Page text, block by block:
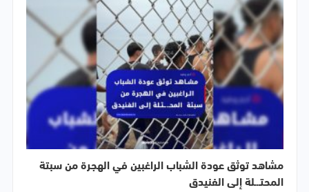
مشاهد توثق عودة الشباب الراغبين في الهجرة من سبتة
المحتـ.ـلة إلى الفنيدق